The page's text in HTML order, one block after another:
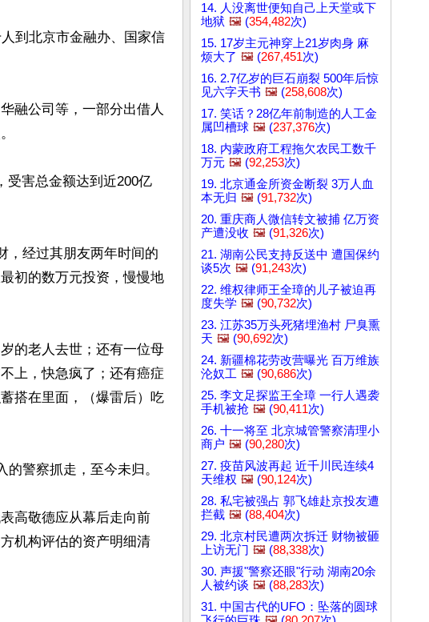
到北京市金融办、国家信
融公司等，一部分出借人
受害总金额达到近200亿
，经过其朋友两年时间的
初的数万元投资，慢慢地
的老人去世；还有一位母
上，快急疯了；还有癌症
搭在里面，（爆雷后）吃
警察抓走，至今未归。
高敬德应从幕后走向前
机构评估的资产明细清
14. 人没离世便知自己上天堂或下
地狱 🖼️ (354,482次)
15. 17岁主元神穿上21岁肉身 麻
烦大了 🖼️ (267,451次)
16. 2.7亿岁的巨石崩裂 500年后惊
见六字天书 🖼️ (258,608次)
17. 笑话？28亿年前制造的人工金
属凹槽球 🖼️ (237,376次)
18. 内蒙政府工程拖欠农民工数千
万元 🖼️ (92,253次)
19. 北京通金所资金断裂 3万人血
本无归 🖼️ (91,732次)
20. 重庆商人微信转文被捕 亿万资
产遭没收 🖼️ (91,326次)
21. 湖南公民支持反送中 遭国保约
谈5次 🖼️ (91,243次)
22. 维权律师王全璋的儿子被迫再
度失学 🖼️ (90,732次)
23. 江苏35万头死猪埋渔村 尸臭熏
天 🖼️ (90,692次)
24. 新疆棉花劳改营曝光 百万维族
沦奴工 🖼️ (90,686次)
25. 李文足探监王全璋 一行人遇袭
手机被抢 🖼️ (90,411次)
26. 十一将至 北京城管警察清理小
商户 🖼️ (90,280次)
27. 疫苗风波再起 近千川民连续4
天维权 🖼️ (90,124次)
28. 私宅被强占 郭飞雄赴京投友遭
拦截 🖼️ (88,404次)
29. 北京村民遭两次拆迁 财物被砸
上访无门 🖼️ (88,338次)
30. 声援"警察还眼"行动 湖南20余
人被约谈 🖼️ (88,283次)
31. 中国古代的UFO：坠落的圆球